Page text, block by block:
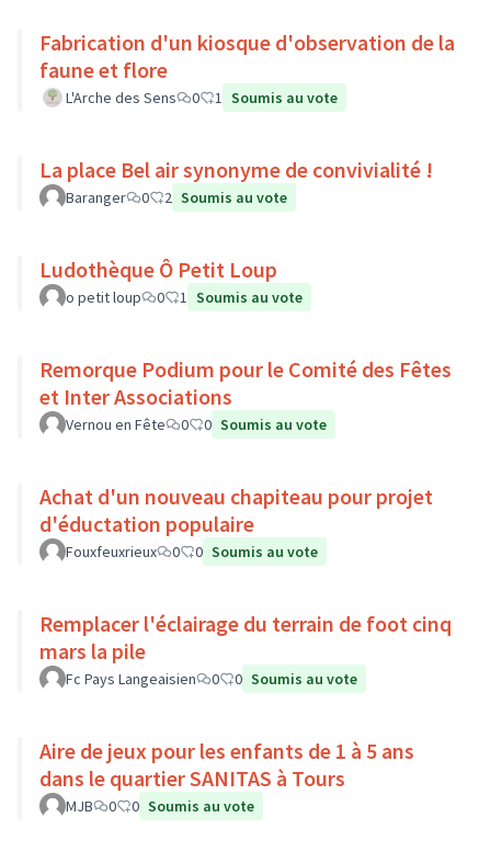
Fabrication d'un kiosque d'observation de la
faune et flore
L'Arche des Sens 0 1 Soumis au vote
La place Bel air synonyme de convivialité !
Baranger 0 2 Soumis au vote
Ludothèque Ô Petit Loup
o petit loup 0 1 Soumis au vote
Remorque Podium pour le Comité des Fêtes
et Inter Associations
Vernou en Fête 0 0 Soumis au vote
Achat d'un nouveau chapiteau pour projet
d'éductation populaire
Fouxfeuxrieux 0 0 Soumis au vote
Remplacer l'éclairage du terrain de foot cinq
mars la pile
Fc Pays Langeaisien 0 0 Soumis au vote
Aire de jeux pour les enfants de 1 à 5 ans
dans le quartier SANITAS à Tours
MJB 0 0 Soumis au vote